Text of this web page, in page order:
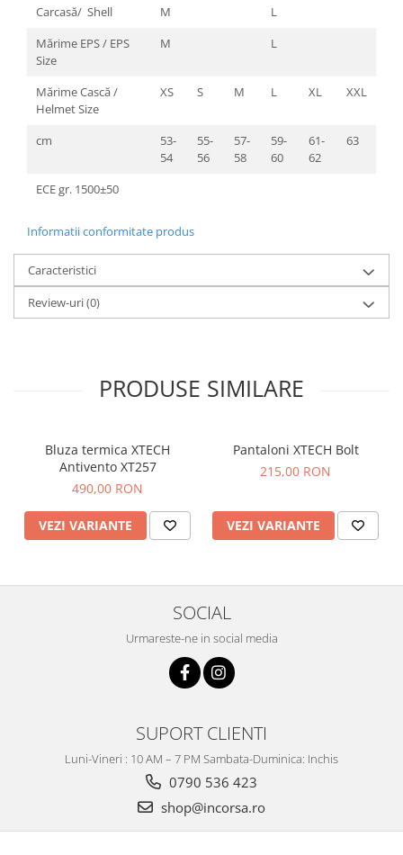
Carcasă/ Shell M
L
Mărime EPS / EPS
Size
M L
Mărime Cască /
Helmet Size
XS S M L XL XXL
cm
53-
54
55-
56
57-
58
59-
60
61-
62
63
ECE gr. 1500±50
Informatii conformitate produs
Caracteristici
Review-uri(0)
PRODUSE SIMILARE
Bluza termica XTECH
Antivento XT257
490,00 RON
VEZI VARIANTE
Pantaloni XTECH Bolt
215,00 RON
VEZI VARIANTE
SOCIAL
Urmareste-ne in social media
SUPORT CLIENTI
Luni-Vineri : 10 AM – 7 PM Sambata-Duminica: Inchis
0790 536 423
shop@incorsa.ro